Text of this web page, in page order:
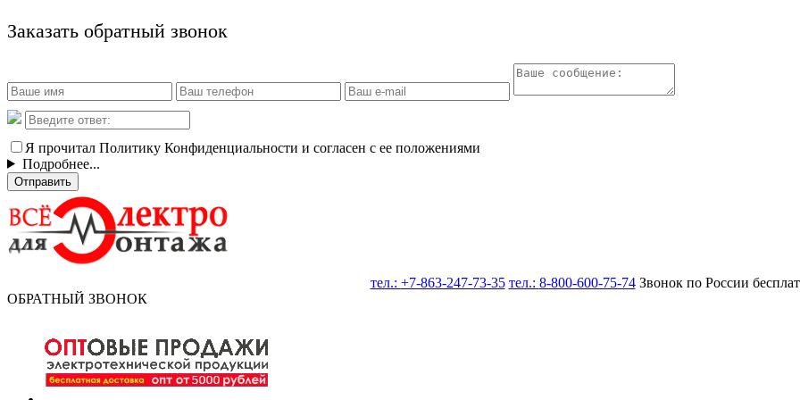
Заказать обратный звонок
Я прочитал Политику Конфиденциальности и согласен с ее положениями
Подробнее...
Отправить
тел.: +7-863-247-73-35 тел.: 8-800-600-75-74Звонок по России
ОБРАТНЫЙ ЗВОНОК